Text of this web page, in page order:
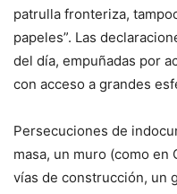
patrulla fronteriza,
papeles”. Las
del día, empuñadas por
con acceso a grandes
Persecuciones de
masa, un muro (como
vías de construcción, un